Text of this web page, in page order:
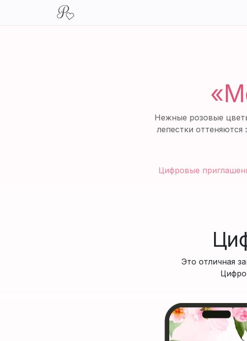
Нежные розовые
лепестки
Цифровые
Это отличная